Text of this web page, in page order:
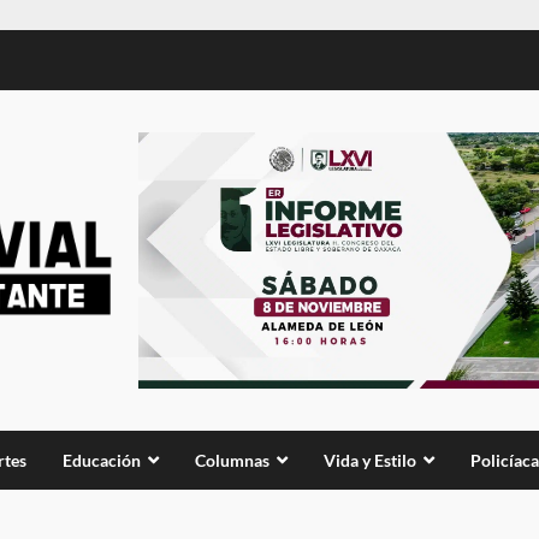
Educación Columnas Vida y Estilo Policíaca